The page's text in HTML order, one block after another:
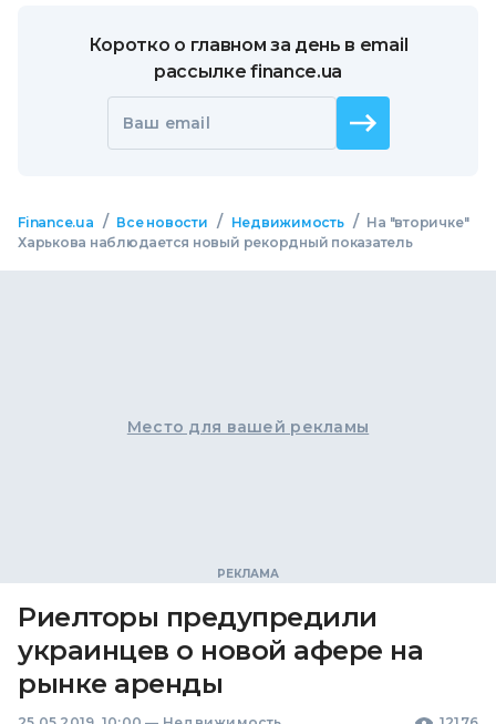
Коротко о главном за день в email
рассылке finance.ua
Ваш email
Finance.ua / Все новости / Недвижимость / На "вторичке"
Харькова наблюдается новый рекордный показатель
Место для вашей рекламы
Риелторы предупредили
украинцев о новой афере на
рынке аренды